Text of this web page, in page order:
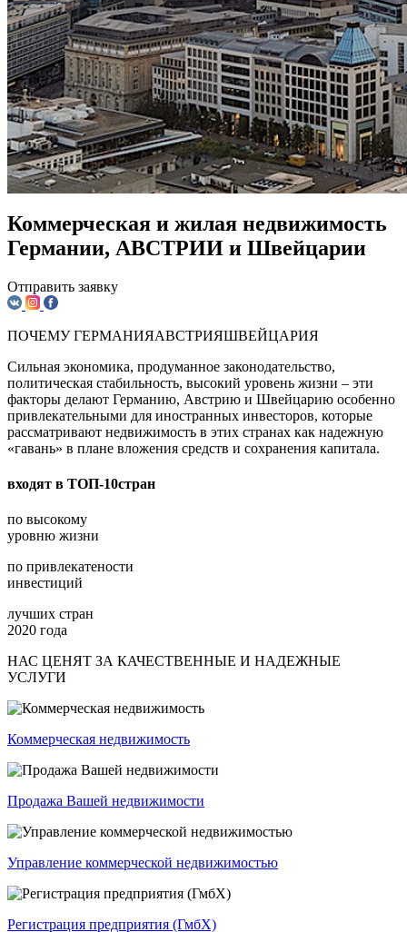
Коммерческая и жилая недвижимость
Германии, АВСТРИИ и Швейцарии
Отправить заявку
ПОЧЕМУГЕРМАНИЯАВСТРИЯШВЕЙЦАРИЯ
Сильная экономика, продуманное законодательство,
политическая стабильность, высокий уровень жизни – эти
факторы делают Германию, Австрию и Швейцарию особенно
привлекательными для иностранных инвесторов, которые
рассматривают недвижимость в этих странах как надежную
«гавань» в плане вложения средств и сохранения капитала.
входят в ТOП-10стран
по высокому
уровню жизни
по привлекатености
инвестиций
лучших стран
2020 года
НАС ЦЕНЯТ ЗА КАЧЕСТВЕННЫЕ И НАДЕЖНЫЕ
УСЛУГИ
Коммерческая недвижимость
Продажа Вашей недвижимости
Управление коммерческой недвижимостью
Регистрация предприятия (ГмбХ)